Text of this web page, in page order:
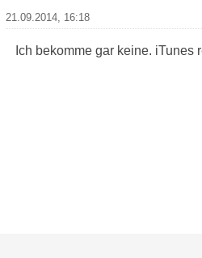
21.09.2014, 16:18
Ich bekomme gar keine. iTunes